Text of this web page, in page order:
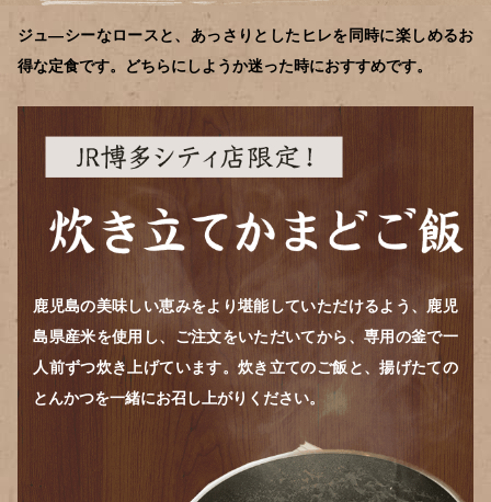
ジュ―シーなロースと、あっさりとしたヒレを同時に楽しめるお
得な定食です。どちらにしようか迷った時におすすめです。
鹿児島の美味しい恵みをより堪能していただけるよう、鹿児
島県産米を使用し、ご注文をいただいてから、専用の釜で一
人前ずつ炊き上げています。炊き立てのご飯と、揚げたての
とんかつを一緒にお召し上がりください。